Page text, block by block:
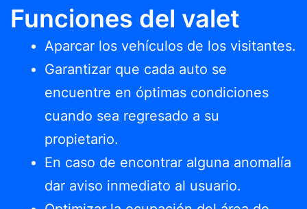
Funciones del valet
Aparcar los vehículos de los visitantes.
Garantizar que cada auto se
encuentre en óptimas condiciones
cuando sea regresado a su
propietario.
En caso de encontrar alguna anomalía
dar aviso inmediato al usuario.